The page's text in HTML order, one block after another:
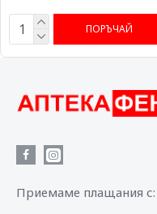
ПОРЪЧАЙ
Приемаме плащания с: